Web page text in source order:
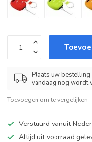
Plaats uw bestelling
vandaag nog wordt
Toevoegen om te vergelijken
Verstuurd vanuit
Altijd uit voorraad